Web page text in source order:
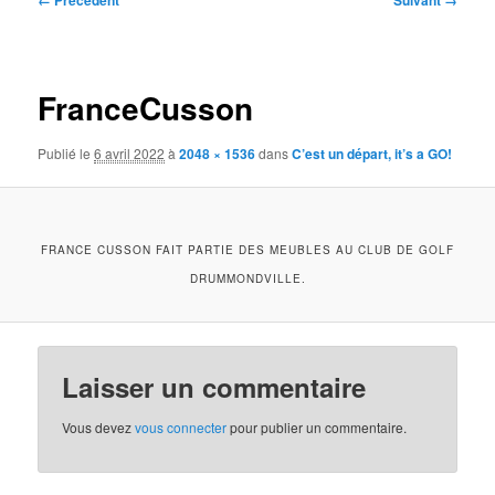
FranceCusson
Publié le6 avril 2022 à2048 × 1536dansC’est un départ, it’s a GO!
FRANCE CUSSON FAIT PARTIE DES MEUBLES AU CLUB DE GOLF
DRUMMONDVILLE.
Laisser un commentaire
Vous devezvous connecterpour publier un commentaire.